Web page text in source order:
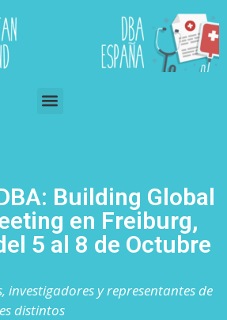
Building Global
en Freiburg,
5 al 8 de Octubre
investigadores y representantes de
distintos